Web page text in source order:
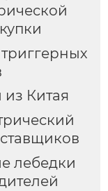
Китая
лебедки